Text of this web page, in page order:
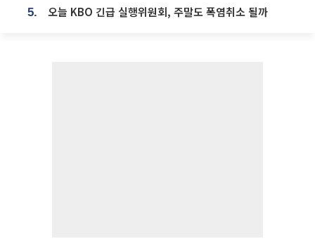
5. 오늘 KBO 긴급 실행위원회, 주말도 폭염취소 될까